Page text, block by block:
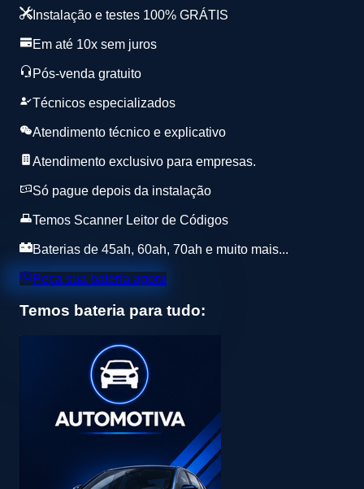
Instalação e testes 100% GRÁTIS
Em até 10x sem juros
Pós-venda gratuito
Técnicos especializados
Atendimento técnico e explicativo
Atendimento exclusivo para empresas.
Só pague depois da instalação
Temos Scanner Leitor de Códigos
Baterias de 45ah, 60ah, 70ah e muito mais...
Peça sua bateria agora
Temos bateria para tudo: